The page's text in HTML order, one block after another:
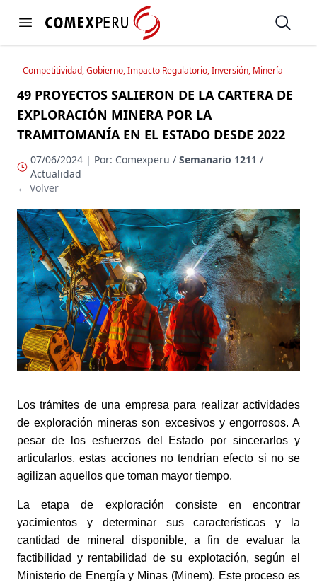
Open menu
https://www.comexperu.org.pe Open
Competitividad, Gobierno, Impacto Regulatorio, Inversión, Minería
49 PROYECTOS SALIERON DE LA CARTERA DE
EXPLORACIÓN MINERA POR LA
TRAMITOMANÍA EN EL ESTADO DESDE 2022
07/06/2024 | Por: Comexperu /Semanario 1211 /
Actualidad
← Volver
Los trámites de una empresa para realizar actividades
de exploración mineras son excesivos y engorrosos. A
pesar de los esfuerzos del Estado por sincerarlos y
articularlos, estas acciones no tendrían efecto si no se
agilizan aquellos que toman mayor tiempo.
La etapa de exploración consiste en encontrar
yacimientos y determinar sus características y la
cantidad de mineral disponible, a fin de evaluar la
factibilidad y rentabilidad de su explotación, según el
Ministerio de Energía y Minas (Minem). Este proceso es